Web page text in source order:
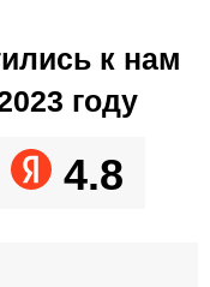
к нам
году
4.8